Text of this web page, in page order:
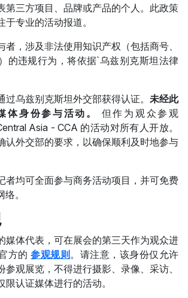
第三方项目、品牌或产品的个人。此政策
专业的活动报道。
者，涉及非法使用知识产权（包括商号、
的违规行为，将依据`乌兹别克斯坦法律
过乌兹别克斯坦外交部获得认证。 未经此
体身份参与活动。
但作为观众参观
Asia - CCA 的活动对所有人开放。
认外交部的要求，以确保顺利及时地参与
者均可全面参与商务活动项目，并可免费
。
媒体代表，可在展会的第三天作为观众进
方的参观规则。请注意，该身份仅允许
参观展览，不得进行摄影、录像、采访、
限认证媒体进行的活动。